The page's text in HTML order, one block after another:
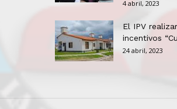
4 abril, 2023
El IPV
incentivos
24 abril, 2023